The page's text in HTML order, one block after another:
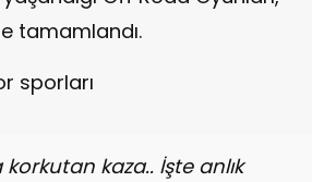
tamamlandı.
sporları
kaza.. İşte anlık